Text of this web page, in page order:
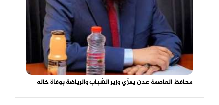
محافظ العاصمة عدن يعزّي وزير الشباب والرياضة بوفاة خاله